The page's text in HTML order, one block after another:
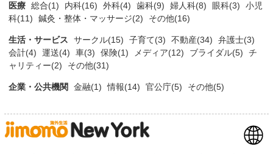
医療 総合(1) 内科(16) 外科(4) 歯科(9) 婦人科(8) 眼科(3)
小児
科(11)
鍼灸・整体・マッサージ(2) その他(16)
生活・サービス サークル(15) 子育て(3) 不動産(34)
弁護士(3)
会計(4)
運送(4) 車(3) 保険(1) メディア(12) ブライダル(5)
チ
ャリティー(2)
その他(31)
企業・公共機関 金融(1) 情報(14) 官公庁(5) その他(5)